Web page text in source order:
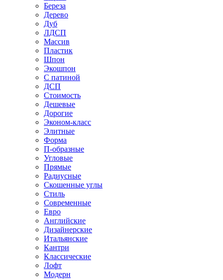
Береза
Дерево
Дуб
ЛДСП
Массив
Пластик
Шпон
Экошпон
С патиной
ДСП
Стоимость
Дешевые
Дорогие
Эконом-класс
Элитные
Форма
П-образные
Угловые
Прямые
Радиусные
Скошенные углы
Стиль
Современные
Евро
Английские
Дизайнерские
Итальянские
Кантри
Классические
Лофт
Модерн